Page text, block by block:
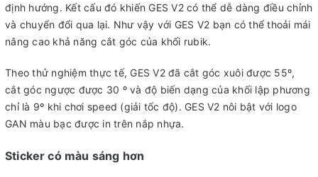
định hướng. Kết cấu đó khiến GES V2 có thể dễ dàng điều chỉnh
và chuyển đổi qua lại. Như vậy với GES V2 bạn có thể thoải mái
nâng cao khả năng cắt góc của khối rubik.
Theo thử nghiệm thực tế, GES V2 đã cắt góc xuôi được 55º,
cắt góc ngược được 30 º và độ biến dạng của khối lập phương
chỉ là 9º khi chơi speed (giải tốc độ). GES V2 nôi bật với logo
GAN màu bạc được in trên nắp nhựa.
Sticker có màu sáng hơn